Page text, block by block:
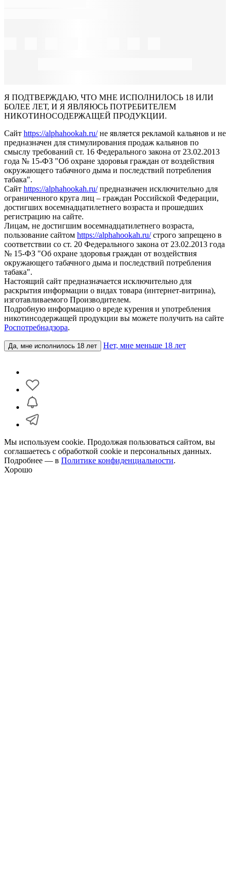
Я ПОДТВЕРЖДАЮ, ЧТО МНЕ ИСПОЛНИЛОСЬ 18 ИЛИ
БОЛЕЕ ЛЕТ, И Я ЯВЛЯЮСЬ ПОТРЕБИТЕЛЕМ
НИКОТИНОСОДЕРЖАЩЕЙ ПРОДУКЦИИ.
Сайт https://alphahookah.ru/не является рекламой кальянов и не
предназначен для стимулирования продаж кальянов по
смыслу требований ст. 16 Федерального закона от 23.02.2013
года № 15-ФЗ "Об охране здоровья граждан от воздействия
окружающего табачного дыма и последствий потребления
табака".
Сайт https://alphahookah.ru/предназначен исключительно для
ограниченного круга лиц – граждан Российской Федерации,
достигших восемнадцатилетнего возраста и прошедших
регистрацию на сайте.
Лицам, не достигшим восемнадцатилетнего возраста,
пользование сайтом https://alphahookah.ru/строго запрещено в
соответствии со ст. 20 Федерального закона от 23.02.2013 года
№ 15-ФЗ "Об охране здоровья граждан от воздействия
окружающего табачного дыма и последствий потребления
табака".
Настоящий сайт предназначается исключительно для
раскрытия информации о видах товара (интернет-витрина),
изготавливаемого Производителем.
Подробную информацию о вреде курения и употребления
никотинсодержащей продукции вы можете получить на сайте
Роспотребнадзора.
Да, мне исполнилось 18 лет Нет, мне меньше 18 лет
Мы используем cookie. Продолжая пользоваться сайтом, вы
соглашаетесь с обработкой cookie и персональных данных.
Подробнее — в Политике конфиденциальности.
Хорошо